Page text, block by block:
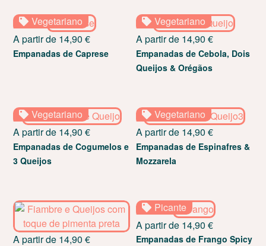
Vegetariano
A partir de 14,90€
Empanadas de Caprese
Vegetariano
A partir de 14,90 €
Empanadas de Cebola, Dois
Queijos & Orégãos
Vegetariano
A partir de 14,90€
Empanadas de Cogumelos e
3 Queijos
Vegetariano
A partir de 14,90 €
Empanadas de Espinafres &
Mozzarela
A partir de 14,90€
Picante
A partir de 14,90 €
Empanadas de Frango Spicy